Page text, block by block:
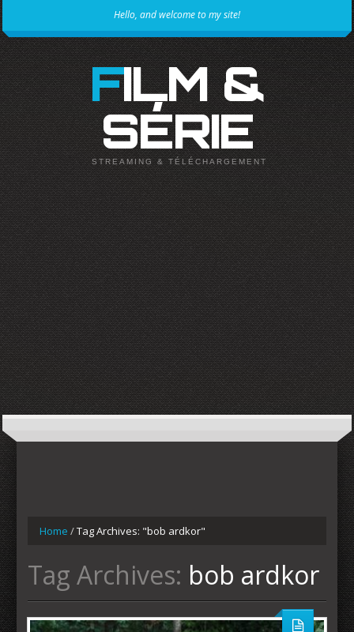
Hello, and welcome to my site!
FILM &
SÉRIE
STREAMING & TÉLÉCHARGEMENT
Home /Tag Archives: "bob ardkor"
Tag Archives: bob ardkor